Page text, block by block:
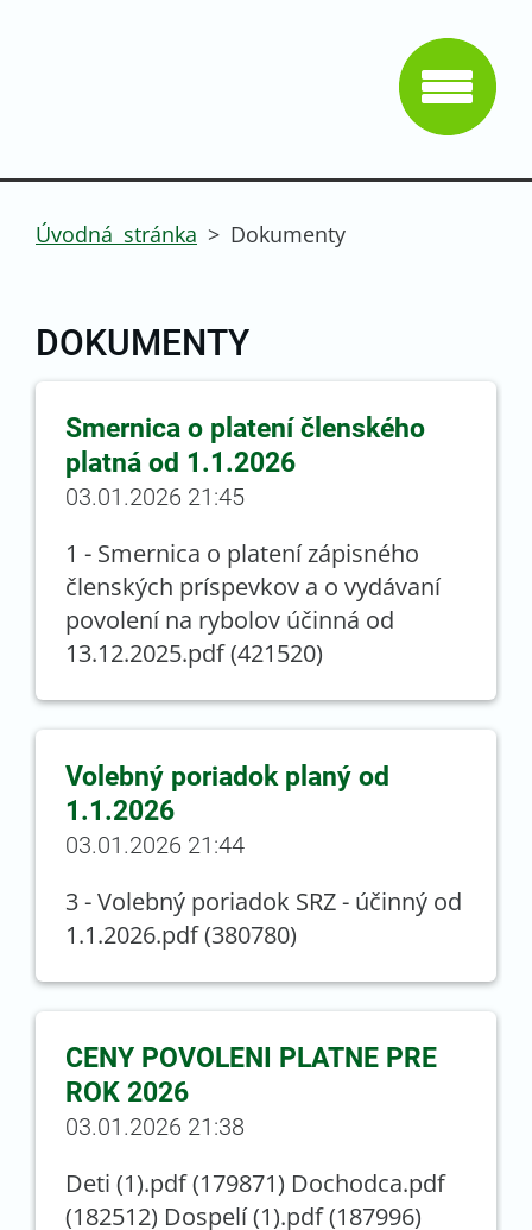
Úvodná stránka > Dokumenty
DOKUMENTY
Smernica o platení členského
platná od 1.1.2026
03.01.2026 21:45
1 - Smernica o platení zápisného
členských príspevkov a o vydávaní
povolení na rybolov účinná od
13.12.2025.pdf (421520)
Volebný poriadok planý od
1.1.2026
03.01.2026 21:44
3 - Volebný poriadok SRZ - účinný od
1.1.2026.pdf (380780)
CENY POVOLENI PLATNE PRE
ROK 2026
03.01.2026 21:38
Deti (1).pdf (179871) Dochodca.pdf
(182512) Dospelí (1).pdf (187996)